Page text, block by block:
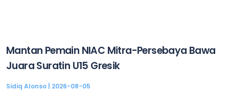
Mantan Pemain NIAC Mitra-Persebaya Bawa
Juara Suratin U15 Gresik
Sidiq Alonso 2026-08-05